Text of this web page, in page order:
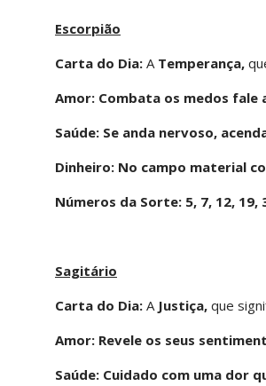
Escorpião
Carta do Dia: A Temperança,
Amor: Combata os medos
Saúde: Se anda nervoso,
Dinheiro: No campo material
Números da Sorte: 5, 7, 12, 19,
Sagitário
Carta do Dia: A Justiça, que
Amor: Revele os seus
Saúde: Cuidado com uma dor